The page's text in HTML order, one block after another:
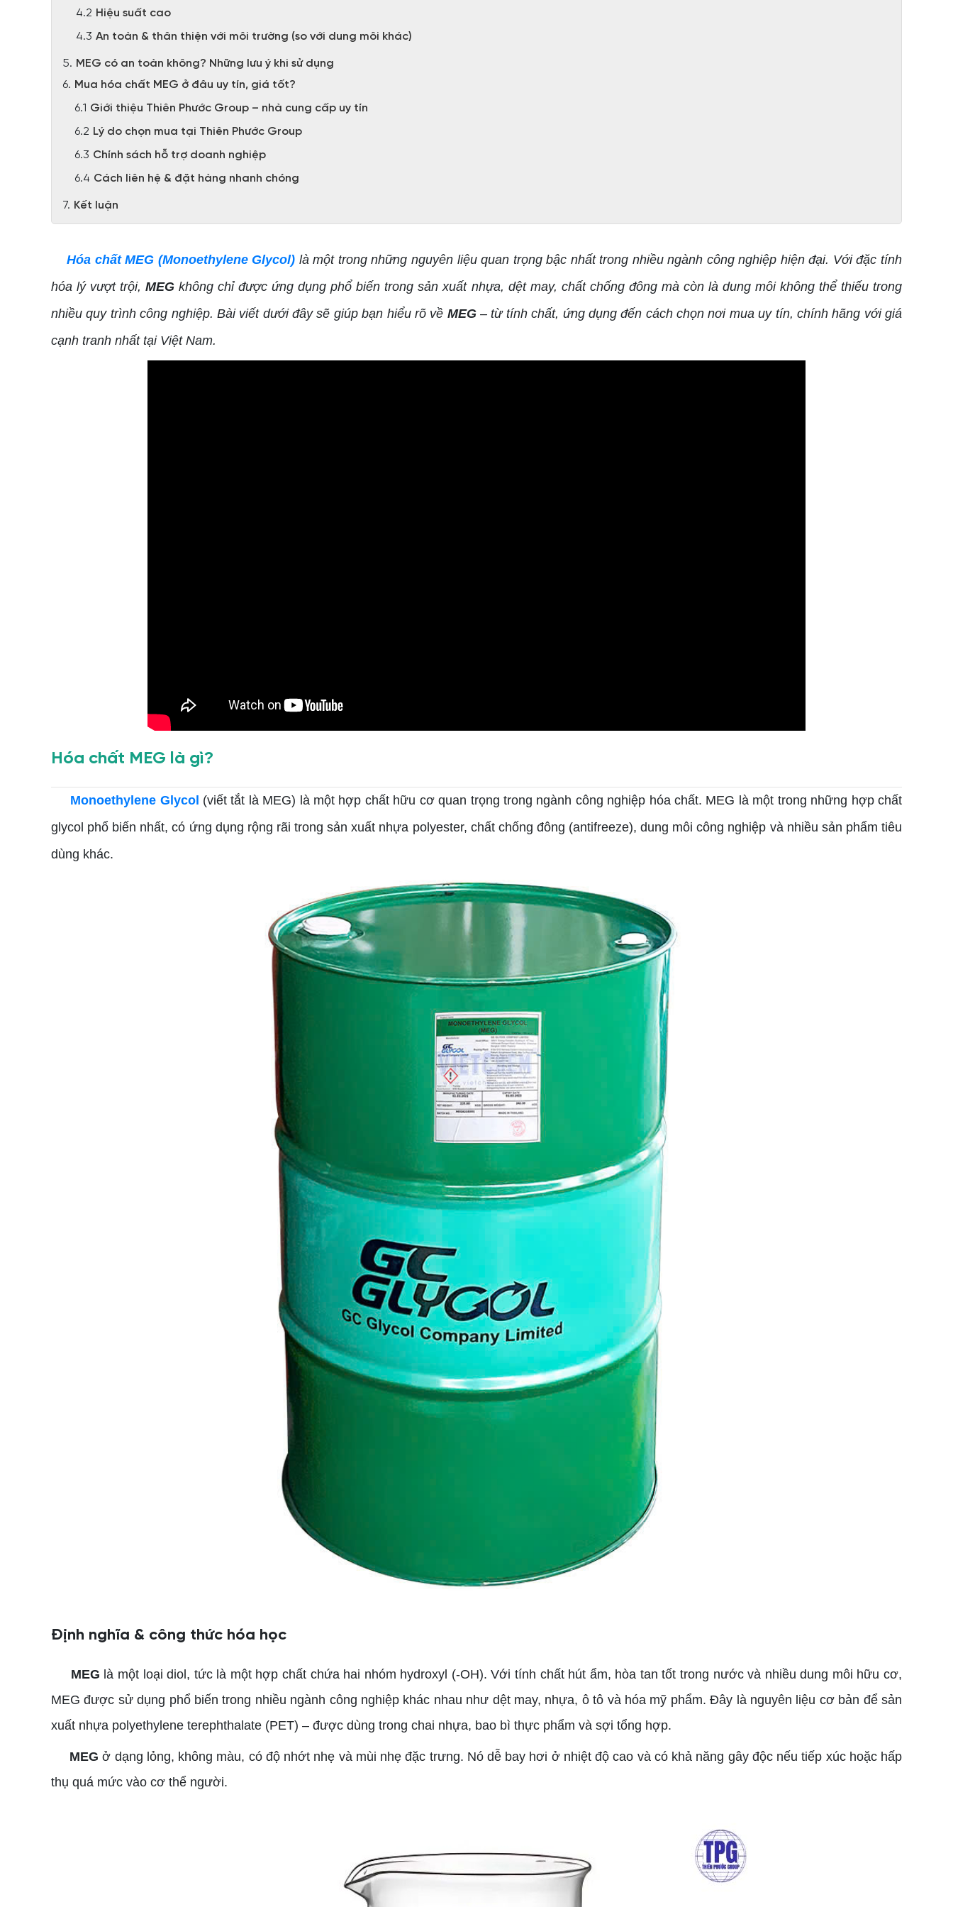
Hiệu suất cao
An toàn & thân thiện với môi trường (so với dung môi khác)
MEG có an toàn không? Những lưu ý khi sử dụng
Mua hóa chất MEG ở đâu uy tín, giá tốt?
Giới thiệu Thiên Phước Group – nhà cung cấp uy tín
Lý do chọn mua tại Thiên Phước Group
Chính sách hỗ trợ doanh nghiệp
Cách liên hệ & đặt hàng nhanh chóng
Kết luận
Hóa chất MEG (Monoethylene Glycol) là một trong những nguyên liệu quan trọng bậc nhất trong nhiều ngành công nghiệp hiện đại. Với đặc tính
hóa lý vượt trội,MEG không chỉ được ứng dụng phổ biến trong sản xuất nhựa, dệt may, chất chống đông mà còn là dung môi không thể thiếu trong
nhiều quy trình công nghiệp. Bài viết dưới đây sẽ giúp bạn hiểu rõ về MEG– từ tính chất, ứng dụng đến cách chọn nơi mua uy tín, chính hãng với giá
cạnh tranh nhất tại Việt Nam.
Hóa chất MEG là gì?
Monoethylene Glycol (viết tắt là MEG) là một hợp chất hữu cơ quan trọng trong ngành công nghiệp hóa chất. MEG là một trong những hợp chất
glycol phổ biến nhất, có ứng dụng rộng rãi trong sản xuất nhựa polyester, chất chống đông (antifreeze), dung môi công nghiệp và nhiều sản phẩm tiêu
dùng khác.
Định nghĩa & công thức hóa học
MEG là một loại diol, tức là một hợp chất chứa hai nhóm hydroxyl (-OH). Với tính chất hút ẩm, hòa tan tốt trong nước và nhiều dung môi hữu cơ,
MEG được sử dụng phổ biến trong nhiều ngành công nghiệp khác nhau như dệt may, nhựa, ô tô và hóa mỹ phẩm. Đây là nguyên liệu cơ bản để sản
xuất nhựa polyethylene terephthalate (PET) – được dùng trong chai nhựa, bao bì thực phẩm và sợi tổng hợp.
MEG ở dạng lỏng, không màu, có độ nhớt nhẹ và mùi nhẹ đặc trưng. Nó dễ bay hơi ở nhiệt độ cao và có khả năng gây độc nếu tiếp xúc hoặc hấp
thụ quá mức vào cơ thể người.